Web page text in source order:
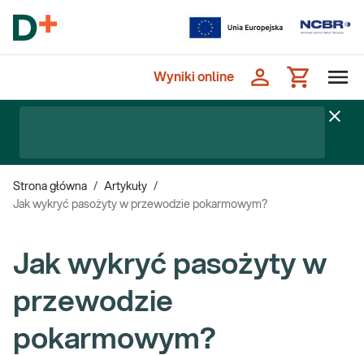
Wyniki online
Strona główna / Artykuły /
Jak wykryć pasożyty w przewodzie pokarmowym?
Jak wykryć pasożyty w
przewodzie
pokarmowym?